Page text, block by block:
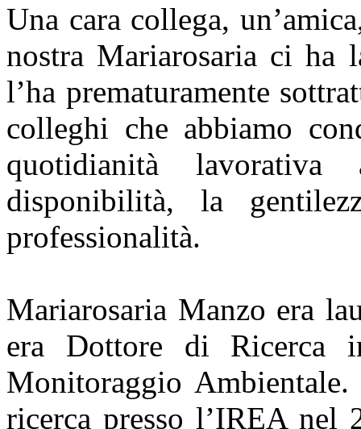
Una cara collega,
nostra Mariarosaria ci ha
l’ha prematuramente
colleghi che abbiamo
quotidianità lavorativa
disponibilità, la
professionalità.
Mariarosaria Manzo era
era Dottore di Ricerca
Monitoraggio
ricerca presso l’IREA nel